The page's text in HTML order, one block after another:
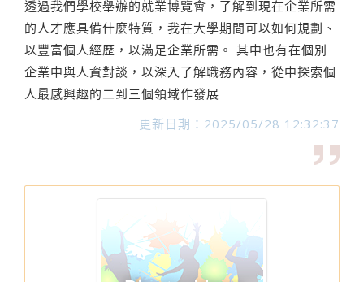
透過我們學校舉辦的就業博覽會，了解到現在企業所需
的人才應具備什麼特質，我在大學期間可以如何規劃、
以豐富個人經歷，以滿足企業所需。 其中也有在個別
企業中與人資對談，以深入了解職務內容，從中探索個
人最感興趣的二到三個領域作發展
更新日期：2025/05/28 12:32:37